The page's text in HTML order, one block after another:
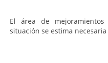
El área de
situación se estima